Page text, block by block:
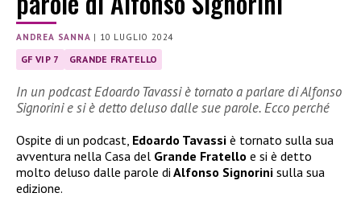
ANDREA SANNA | 10 LUGLIO 2024
GF VIP 7 GRANDE FRATELLO
In un podcast Edoardo Tavassi è tornato a parlare di Alfonso
Signorini e si è detto deluso dalle sue parole. Ecco perché
Ospite di un podcast, Edoardo Tavassi è tornato sulla sua
avventura nella Casa del Grande Fratello e si è detto
molto deluso dalle parole di Alfonso Signorini sulla sua
edizione.